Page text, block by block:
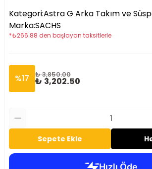
Kategori:Astra G Arka Takım ve
Marka:SACHS
*₺266.88 den başlayan taksitlerle
%17 ₺ 3,850.00
₺ 3,202.50
Sepete Ekle